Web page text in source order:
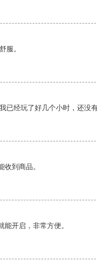
服。
已经玩了好几个小时，还没
到商品。
开启，非常方便。